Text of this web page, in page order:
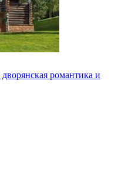
романтика и